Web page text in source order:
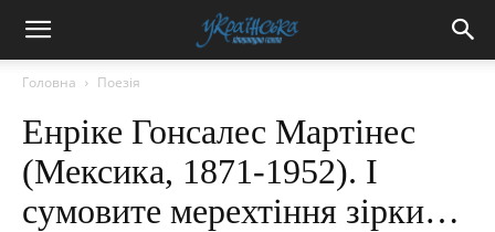
Головна Поезія
Енріке Гонсалес Мартінес
(Мексика, 1871-1952). І
сумовите мерехтіння зірки…